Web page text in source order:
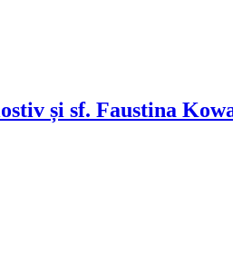
și sf. Faustina